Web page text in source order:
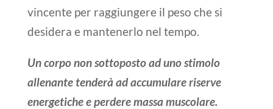
vincente per raggiungere il peso che si
desidera e mantenerlo nel tempo.
Un corpo non sottoposto ad uno stimolo
allenante tenderà ad accumulare riserve
energetiche e perdere massa muscolare.